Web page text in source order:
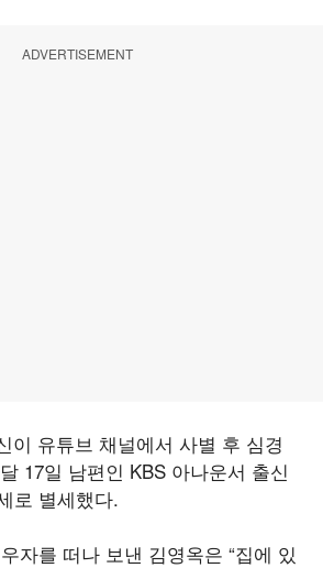
ADVERTISEMENT
이 유튜브 채널에서 사별 후 심경
17일 남편인 KBS 아나운서 출신
로 별세했다.
자를 떠나 보낸 김영옥은 “집에 있